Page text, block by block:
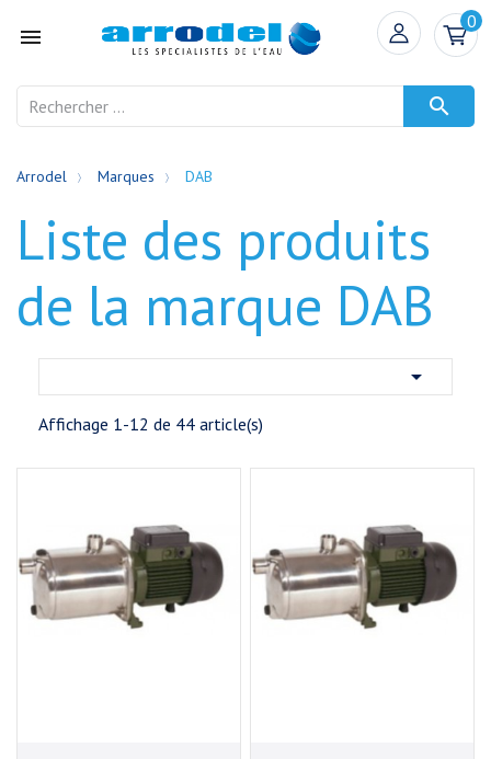

0

Arrodel Marques DAB
Liste des produits
de la marque DAB

Affichage 1-12 de 44 article(s)